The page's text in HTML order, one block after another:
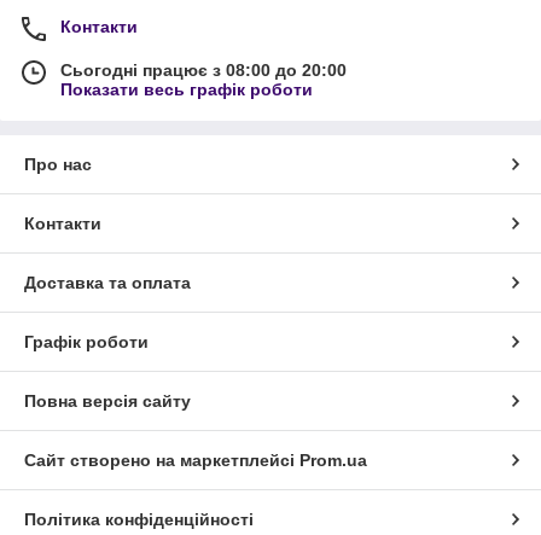
Контакти
Сьогодні працює з 08:00 до 20:00
Показати весь графік роботи
Про нас
Контакти
Доставка та оплата
Графік роботи
Повна версія сайту
Сайт створено на маркетплейсі Prom.ua
Політика конфіденційності